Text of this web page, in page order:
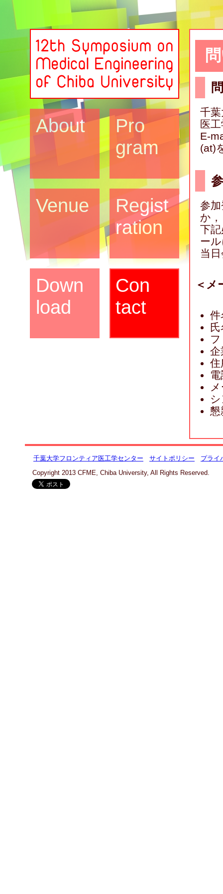
About
Pro
gram
Venue
Regist
ration
Down
load
Con
tact
千
医
E-
(at)
参
か，
下
ー
当
＜メ
件
企
住
懇
千葉大学フロンティア医工学センター サイトポリシー
プライ
Copyright 2013 CFME, Chiba University, All Rights Reserved.